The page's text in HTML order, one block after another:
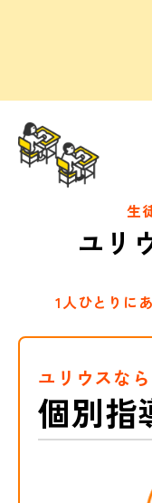
生
ユリ
1人ひとりに
ユリウスな
個別指